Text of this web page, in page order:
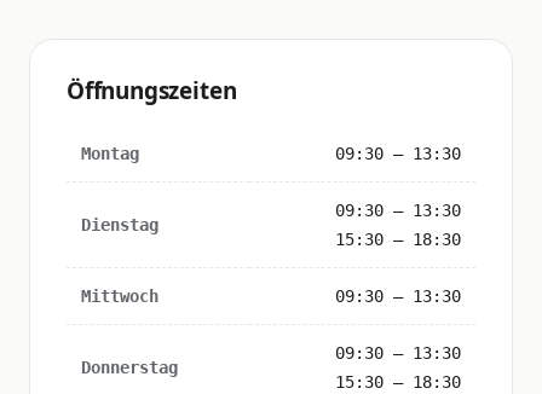
Öffnungszeiten
Montag 09:30 – 13:30
Dienstag
09:30 – 13:30
15:30 – 18:30
Mittwoch 09:30 – 13:30
Donnerstag
09:30 – 13:30
15:30 – 18:30